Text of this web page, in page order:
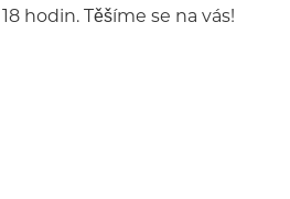
hodin. Těšíme se na vás!